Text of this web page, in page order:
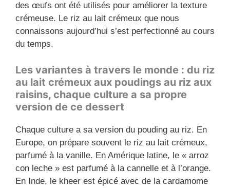
des œufs ont été utilisés pour améliorer la texture
crémeuse. Le riz au lait crémeux que nous
connaissons aujourd’hui s’est perfectionné au cours
du temps.
Les variantes à travers le monde : du riz
au lait crémeux aux poudings au riz aux
raisins, chaque culture a sa propre
version de ce dessert
Chaque culture a sa version du pouding au riz. En
Europe, on prépare souvent le riz au lait crémeux,
parfumé à la vanille. En Amérique latine, le « arroz
con leche » est parfumé à la cannelle et à l’orange.
En Inde, le kheer est épicé avec de la cardamome